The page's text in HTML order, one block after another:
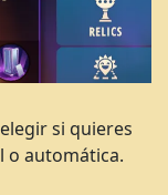
si quieres
o automática.